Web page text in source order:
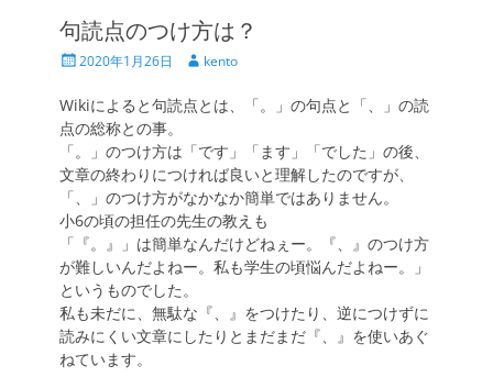
句読点のつけ方は？
投
日
2020年1月26日
投
者
kento
Wikiによると句読点とは、「。」の句点と「、」の読
点の総称との事。
「。」のつけ方は「です」「ます」「でした」の後、
文章の終わりにつければ良いと理解したのですが、
「、」のつけ方がなかなか簡単ではありません。
小6の頃の担任の先生の教えも
「『。』」は簡単なんだけどねぇー。『、』のつけ方
が難しいんだよねー。私も学生の頃悩んだよねー。」
というものでした。
私も未だに、無駄な『、』をつけたり、逆につけずに
読みにくい文章にしたりとまだまだ『、』を使いあぐ
ねています。